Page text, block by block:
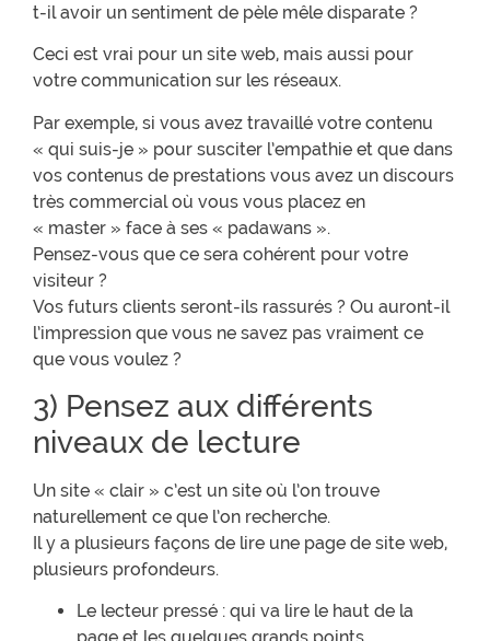
t-il avoir un sentiment de pèle mêle disparate ?
Ceci est vrai pour un site web, mais aussi pour
votre communication sur les réseaux.
Par exemple, si vous avez travaillé votre contenu
« qui suis-je » pour susciter l’empathie et que dans
vos contenus de prestations vous avez un discours
très commercial où vous vous placez en
« master » face à ses « padawans ».
Pensez-vous que ce sera cohérent pour votre
visiteur ?
Vos futurs clients seront-ils rassurés ? Ou auront-il
l’impression que vous ne savez pas vraiment ce
que vous voulez ?
3) Pensez aux différents
niveaux de lecture
Un site « clair » c’est un site où l’on trouve
naturellement ce que l’on recherche.
Il y a plusieurs façons de lire une page de site web,
plusieurs profondeurs.
Le lecteur pressé : qui va lire le haut de la